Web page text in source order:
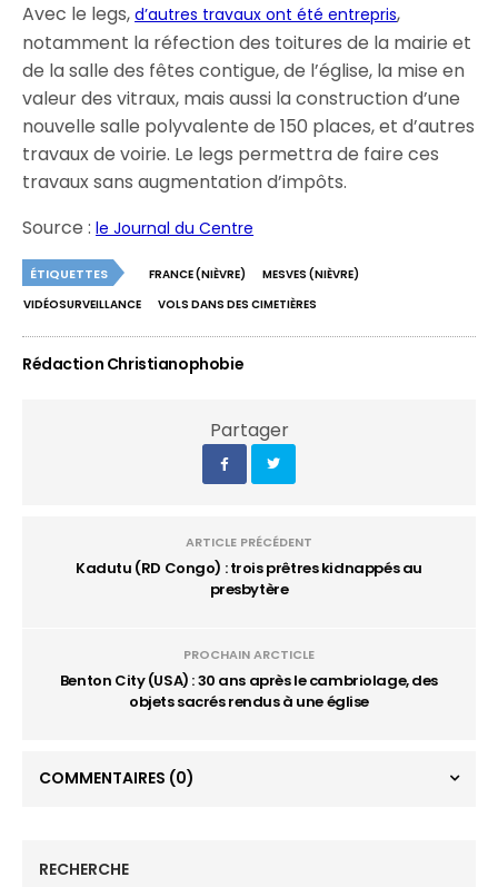
Avec le legs,d’autres travaux ont été entrepris,
notamment la réfection des toitures de la mairie et
de la salle des fêtes contigue, de l’église, la mise en
valeur des vitraux, mais aussi la construction d’une
nouvelle salle polyvalente de 150 places, et d’autres
travaux de voirie. Le legs permettra de faire ces
travaux sans augmentation d’impôts.
Source :le Journal du Centre
ÉTIQUETTES FRANCE (NIÈVRE)
MESVES (NIÈVRE)
VIDÉOSURVEILLANCE
VOLS DANS DES CIMETIÈRES
Rédaction Christianophobie
Partager
ARTICLE PRÉCÉDENT
Kadutu (RD Congo) : trois prêtres kidnappés au
presbytère
PROCHAIN ARCTICLE
Benton City (USA) : 30 ans après le cambriolage, des
objets sacrés rendus à une église
COMMENTAIRES (0)
RECHERCHE